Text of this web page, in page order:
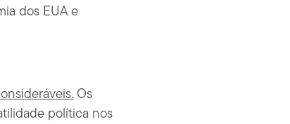
dos EUA e
Os
política nos